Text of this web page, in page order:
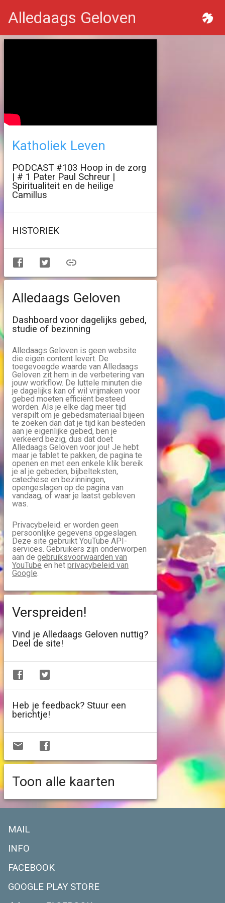
Alledaags Geloven
Katholiek Leven
PODCAST #103 Hoop in de zorg
| # 1 Pater Paul Schreur |
Spiritualiteit en de heilige
Camillus
HISTORIEK
Alledaags Geloven
Dashboard voor dagelijks gebed,
studie of bezinning
Alledaags Geloven is geen website
die eigen content levert. De
toegevoegde waarde van Alledaags
Geloven zit hem in de verbetering van
jouw workflow. De luttele minuten die
je dagelijks kan of wil vrijmaken voor
gebed moeten efficiënt besteed
worden. Als je elke dag meer tijd
verspilt om je gebedsmateriaal bijeen
te zoeken dan dat je tijd kan besteden
aan je eigenlijke gebed, ben je
verkeerd bezig, dus dat doet
Alledaags Geloven voor jou! Je hebt
maar je tablet te pakken, de pagina te
openen en met een enkele klik bereik
je al je gebeden, bijbelteksten,
catechese en bezinningen,
opengeslagen op de pagina van
vandaag, of waar je laatst gebleven
was.
Privacybeleid: er worden geen
persoonlijke gegevens opgeslagen.
Deze site gebruikt YouTube API-
services. Gebruikers zijn onderworpen
aan de gebruiksvoorwaarden van
YouTube en het privacybeleid van
Google.
Verspreiden!
Vind je Alledaags Geloven nuttig?
Deel de site!
Heb je feedback? Stuur een
berichtje!
Toon alle kaarten
MAIL
INFO
FACEBOOK
GOOGLE PLAY STORE